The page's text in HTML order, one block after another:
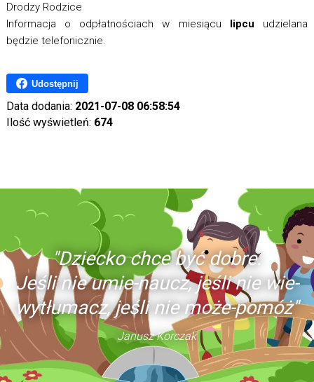
Drodzy Rodzice
Informacja o odpłatnościach w miesiącu lipcu udzielana
będzie telefonicznie.
Udostępnij
Data dodania: 2021-07-08 06:58:54
Ilość wyświetleń: 674
"Dziecko chce być dobre.
Jeśli nie umie-naucz, jeśli nie wie-
wytłumacz, jeśli nie może-pomóż"
Janusz Korczak